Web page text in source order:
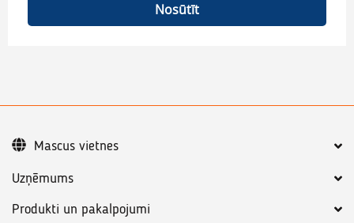
Nosūtīt
Uzņēmums
Produkti un pakalpojumi
Mascus vietnes